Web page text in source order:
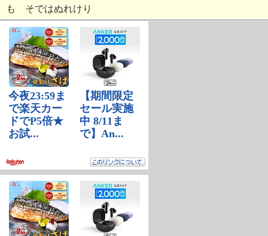
も そではぬれけり